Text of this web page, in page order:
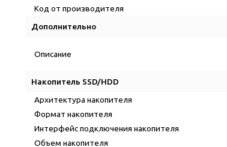
Код от производителя
Дополнительно
Описание
Накопитель SSD/HDD
Архитектура накопителя
Формат накопителя
Интерфейс подключения накопителя
Объем накопителя